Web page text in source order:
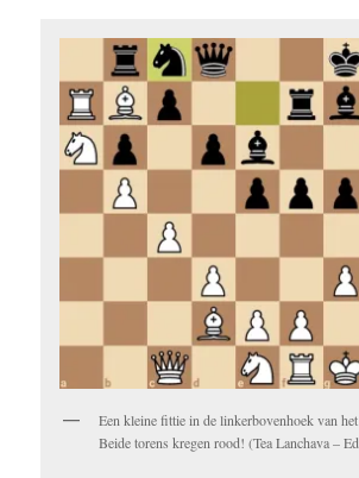
Een kleine fittie in de linkerbovenhoek van
Beide torens kregen rood! (Tea Lanchava –